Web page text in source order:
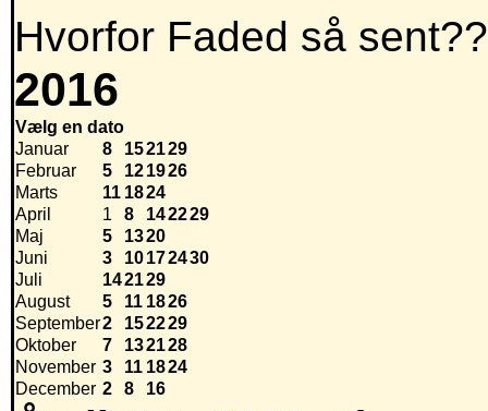
Hvorfor Faded så
2016
Vælg en dato
Januar
8 152129
Februar
5 121926
Marts
11 1824
April
1 8 142229
Maj
5 1320
Juni
3 10172430
Juli
142129
August
5 11 1826
September2 152229
Oktober
7 132128
November 3 11 1824
December 2 8 16